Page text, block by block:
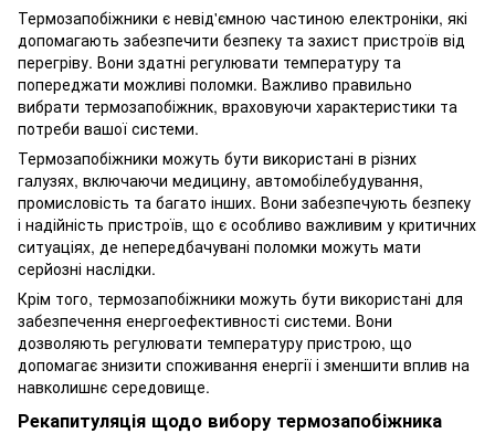
Термозапобіжники є невід'ємною частиною електроніки, які
допомагають забезпечити безпеку та захист пристроїв від
перегріву. Вони здатні регулювати температуру та
попереджати можливі поломки. Важливо правильно
вибрати термозапобіжник, враховуючи характеристики та
потреби вашої системи.
Термозапобіжники можуть бути використані в різних
галузях, включаючи медицину, автомобілебудування,
промисловість та багато інших. Вони забезпечують безпеку
і надійність пристроїв, що є особливо важливим у критичних
ситуаціях, де непередбачувані поломки можуть мати
серйозні наслідки.
Крім того, термозапобіжники можуть бути використані для
забезпечення енергоефективності системи. Вони
дозволяють регулювати температуру пристрою, що
допомагає знизити споживання енергії і зменшити вплив на
навколишнє середовище.
Рекапитуляція щодо вибору термозапобіжника